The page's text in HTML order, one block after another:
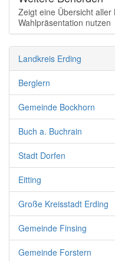
Zeigt eine Übersicht aller
Wahlpräsentation nutzen
Landkreis Erding
Berglern
Gemeinde Bockhorn
Buch a. Buchrain
Stadt Dorfen
Eitting
Große Kreisstadt Erding
Gemeinde Finsing
Gemeinde Forstern